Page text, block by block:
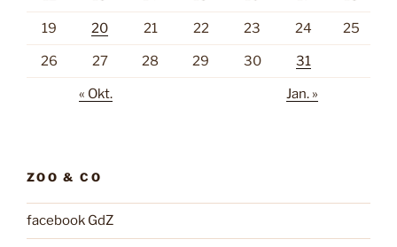
19 20 21 22 23 24 25
26 27 28 29 30 31
« Okt. Jan. »
ZOO & CO
facebook GdZ